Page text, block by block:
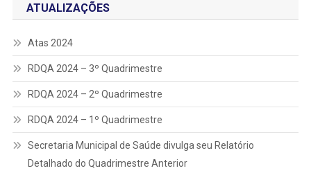
ATUALIZAÇÕES
Atas 2024
RDQA 2024 – 3º Quadrimestre
RDQA 2024 – 2º Quadrimestre
RDQA 2024 – 1º Quadrimestre
Secretaria Municipal de Saúde divulga seu Relatório
Detalhado do Quadrimestre Anterior